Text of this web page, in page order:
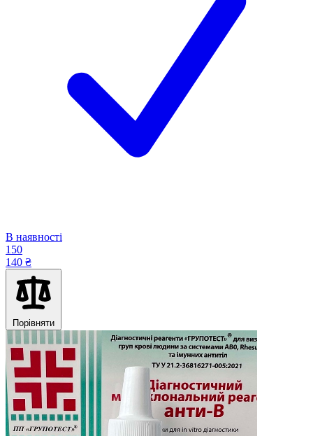
В наявності
150
140 ₴
Порівняти